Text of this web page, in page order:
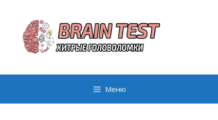
содержимому
Меню